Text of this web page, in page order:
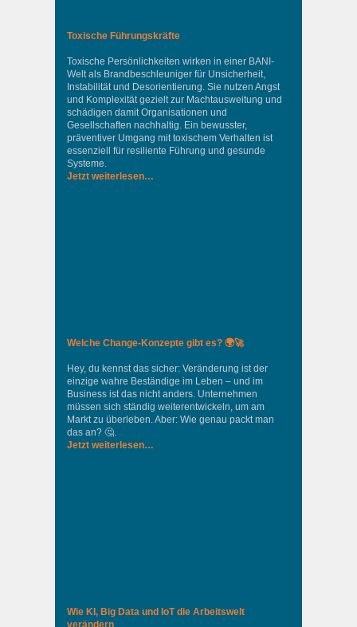
Toxische Führungskräfte
Toxische Persönlichkeiten wirken in einer BANI-
Welt als Brandbeschleuniger für Unsicherheit,
Instabilität und Desorientierung. Sie nutzen Angst
und Komplexität gezielt zur Machtausweitung und
schädigen damit Organisationen und
Gesellschaften nachhaltig. Ein bewusster,
präventiver Umgang mit toxischem Verhalten ist
essenziell für resiliente Führung und gesunde
Systeme.
Jetzt weiterlesen…
Welche Change-Konzepte gibt es? 🌍🚀
Hey, du kennst das sicher: Veränderung ist der
einzige wahre Beständige im Leben – und im
Business ist das nicht anders. Unternehmen
müssen sich ständig weiterentwickeln, um am
Markt zu überleben. Aber: Wie genau packt man
das an? 🤔.
Jetzt weiterlesen…
Wie KI, Big Data und IoT die Arbeitswelt